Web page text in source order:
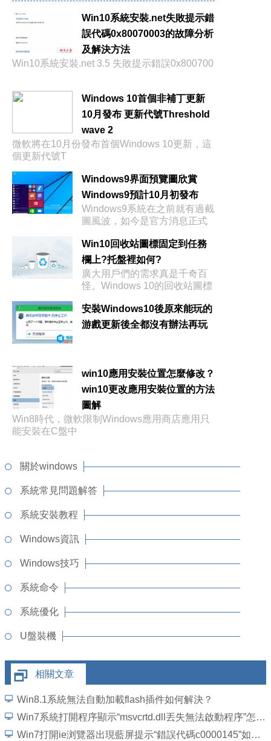
Win10系統安裝.net失敗提示錯
誤代碼0x80070003的故障分析
及解決方法
Win10系統安裝.net 3.5 失敗提示錯誤0x800700
Windows 10首個非補丁更新
10月發布 更新代號Threshold
wave 2
微軟將在10月份發布首個Windows 10更新，這
個更新代號T
Windows9界面預覽圖欣賞
Windows9預計10月初發布
Windows9系統在之前就有過截
圖風波，如今是官方消息正式
Win10回收站圖標固定到任務
欄上?托盤裡如何?
廣大用戶們的需求真是千奇百
怪。Windows 10的回收站圖標
安裝Windows10後原來能玩的
游戲更新後全都沒有辦法再玩
win10應用安裝位置怎麼修改？
win10更改應用安裝位置的方法
圖解
Win8時代，微軟限制Windows應用商店應用只
能安裝在C盤中
關於windows
系統常見問題解答
系統安裝教程
Windows資訊
Windows技巧
系統命令
系統優化
U盤裝機
相關文章
Win8.1系統無法自動加載flash插件如何解決？
Win7系統打開程序顯示“msvcrtd.dll丟失無法啟動程序”怎麼解決
Win7打開ie浏覽器出現藍屏提示“錯誤代碼c0000145”如何解決？